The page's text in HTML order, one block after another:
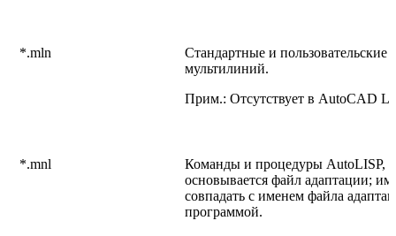
*.mln
Стандартные и пользовательские
мультилиний.
Прим.: Отсутствует в AutoCAD
*.mnl
Команды и процедуры AutoLISP,
основывается файл адаптации;
совпадать с именем файла
программой.